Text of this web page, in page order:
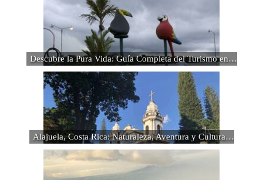
Descubre la Pura Vida: Guía Completa del Turismo en…
Alajuela, Costa Rica: Naturaleza, Aventura y Cultura…